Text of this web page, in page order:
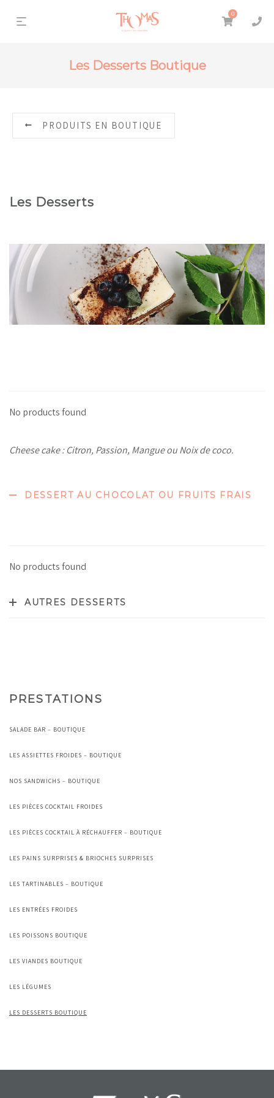
0
Les Desserts Boutique
PRODUITS EN BOUTIQUE
Les Desserts
No products found
Cheese cake : Citron, Passion, Mangue ou Noix de coco.
DESSERT AU CHOCOLAT OU FRUITS FRAIS
No products found
AUTRES DESSERTS
PRESTATIONS
SALADE BAR – BOUTIQUE
LES ASSIETTES FROIDES – BOUTIQUE
NOS SANDWICHS – BOUTIQUE
LES PIÈCES COCKTAIL FROIDES
LES PIÈCES COCKTAIL À RÉCHAUFFER – BOUTIQUE
LES PAINS SURPRISES & BRIOCHES SURPRISES
LES TARTINABLES – BOUTIQUE
LES ENTRÉES FROIDES
LES POISSONS BOUTIQUE
LES VIANDES BOUTIQUE
LES LÉGUMES
LES DESSERTS BOUTIQUE